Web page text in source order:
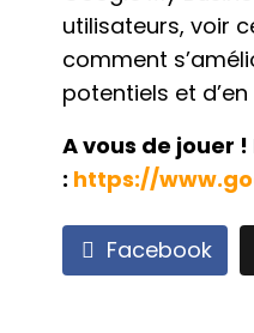
utilisateurs, voir
comment
potentiels et
A vous de jouer
: https://
Facebook